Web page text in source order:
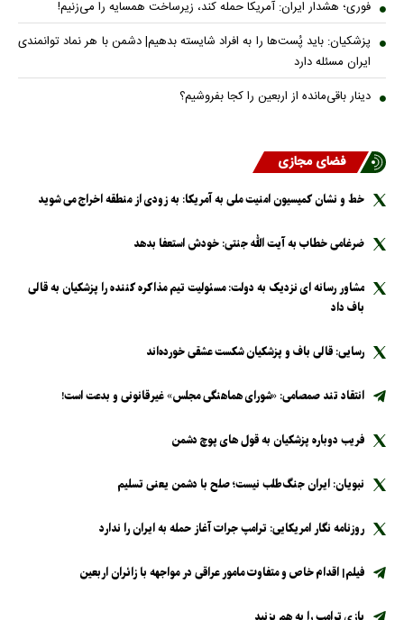
فوری؛ هشدار ایران: آمریکا حمله کند، زیرساخت همسایه را می‌زنیم!
پزشکیان: باید پُست‌ها را به افراد شایسته بدهیم| دشمن با هر نماد توانمندی
ایران مسئله دارد
دینار باقی‌مانده از اربعین را کجا بفروشیم؟
فضای مجازی
خط و نشان کمیسیون امنیت ملی به آمریکا: به زودی از منطقه اخراج می شوید
ضرغامی خطاب به آیت الله جنتی: خودش استعفا بدهد
مشاور رسانه ای نزدیک به دولت: مسئولیت تیم مذاکره کننده را پزشکیان به قالی
باف داد
رسایی: قالی باف و پزشکیان شکست عشقی خورده‌اند
انتقاد تند صمصامی: «شورای هماهنگی مجلس» غیرقانونی و بدعت است!
فریب دوباره پزشکیان به قول های پوچ دشمن
نبویان: ایران جنگ‌طلب نیست؛ صلح با دشمن یعنی تسلیم
روزنامه نگار امریکایی: ترامپ جرات آغاز حمله به ایران را ندارد
فیلم| اقدام خاص و متفاوت مامور عراقی در مواجهه با زائران اربعین